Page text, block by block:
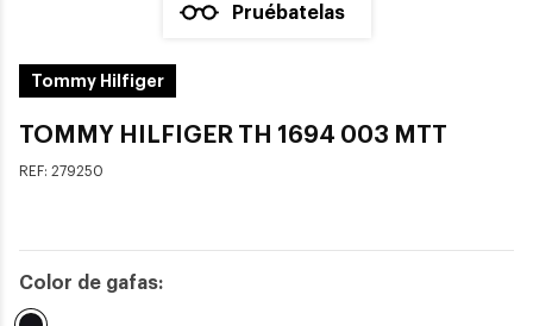
Pruébatelas
Tommy Hilfiger
TOMMY HILFIGER TH 1694 003 MTT
REF: 279250
Color de gafas: